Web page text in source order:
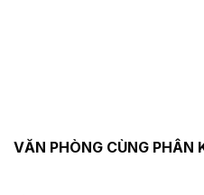
VĂN PHÒNG CÙNG PHÂN